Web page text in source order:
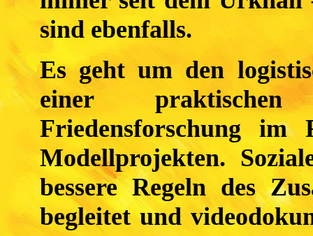
sind ebenfalls.
Es geht um den
einer praktischen
Friedensforschung im
Modellprojekten.
bessere Regeln des
begleitet und